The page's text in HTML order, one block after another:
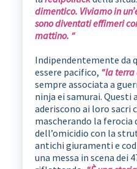
dimentico. Viviamo in
sono diventati effimeri
mattino. “
Indipendentemente da
essere pacifico, “la terra
sempre associata a
ninja ei samurai.
aderiscono ai loro sacri
mascherando la
dell’omicidio con la
antichi giuramenti e
una messa in scena dei